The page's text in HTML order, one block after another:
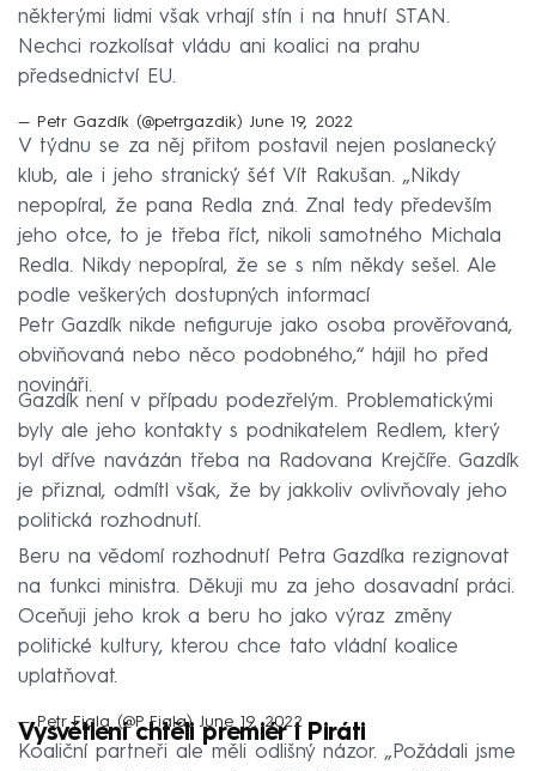
některými lidmi však vrhají stín i na hnutí STAN.
Nechci rozkolísat vládu ani koalici na prahu
předsednictví EU.
— Petr Gazdík (@petrgazdik) June 19, 2022
V týdnu se za něj přitom postavil nejen poslanecký
klub, ale i jeho stranický šéf Vít Rakušan. „Nikdy
nepopíral, že pana Redla zná. Znal tedy především
jeho otce, to je třeba říct, nikoli samotného Michala
Redla. Nikdy nepopíral, že se s ním někdy sešel. Ale
podle veškerých dostupných informací
Petr Gazdík nikde nefiguruje jako osoba prověřovaná,
obviňovaná nebo něco podobného,“ hájil ho před
novináři.
Gazdík není v případu podezřelým. Problematickými
byly ale jeho kontakty s podnikatelem Redlem, který
byl dříve navázán třeba na Radovana Krejčíře. Gazdík
je přiznal, odmítl však, že by jakkoliv ovlivňovaly jeho
politická rozhodnutí.
Beru na vědomí rozhodnutí Petra Gazdíka rezignovat
na funkci ministra. Děkuji mu za jeho dosavadní práci.
Oceňuji jeho krok a beru ho jako výraz změny
politické kultury, kterou chce tato vládní koalice
uplatňovat.
— Petr Fiala (@P_Fiala) June 19, 2022
Vysvětlení chtěli premiér i Piráti
Koaliční partneři ale měli odlišný názor. „Požádali jsme